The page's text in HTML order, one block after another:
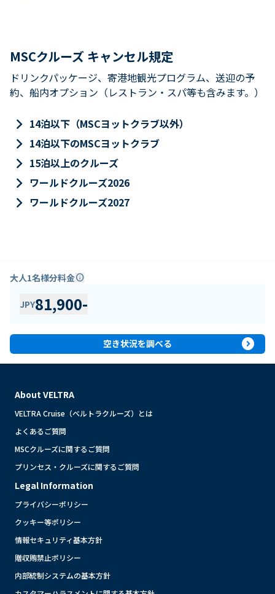
MSCクルーズ キャンセル規定
ドリンクパッケージ、寄港地観光プログラム、送迎の予
約、船内オプション（レストラン・スパ等も含みます。）
keyboard_arrow_right 14泊以下（MSCヨットクラブ以外）
keyboard_arrow_right 14泊以下のMSCヨットクラブ
keyboard_arrow_right 15泊以上のクルーズ
keyboard_arrow_right ワールドクルーズ2026
keyboard_arrow_right ワールドクルーズ2027
大人1名様分料金info
JPY81,900-
空き状況を調べる expand_circle_right
About VELTRA
VELTRA Cruise（ベルトラクルーズ）とは
よくあるご質問
MSCクルーズに関するご質問
プリンセス・クルーズに関するご質問
Legal Information
プライバシーポリシー
クッキー等ポリシー
情報セキュリティ基本方針
贈収賄禁止ポリシー
内部統制システムの基本方針